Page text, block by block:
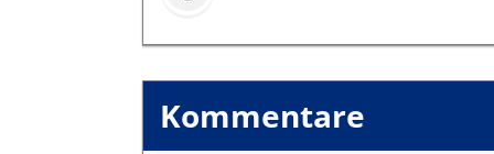
Kommentare